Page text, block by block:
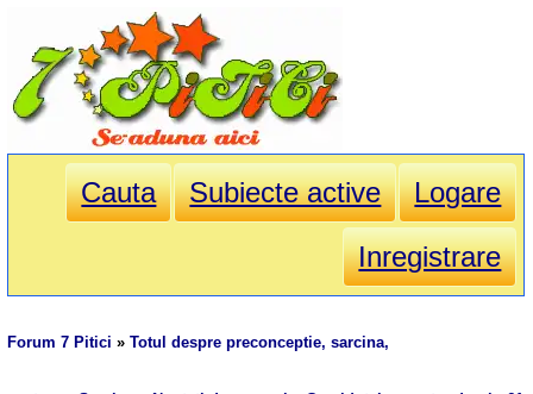
Cauta Subiecte active
Logare
Inregistrare
Forum 7 Pitici »Totul despre preconceptie, sarcina,